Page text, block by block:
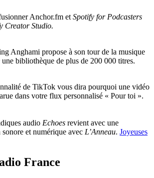
Anchor.fm et Spotify for Podcasters
Creator Studio.
Anghami propose à son tour de la musique
bibliothèque de plus de 200 000 titres.
de TikTok vous dira pourquoi une vidéo
dans votre flux personnalisé « Pour toi ».
audio Echoes revient avec une
et numérique avec L’Anneau. Joyeuses
France